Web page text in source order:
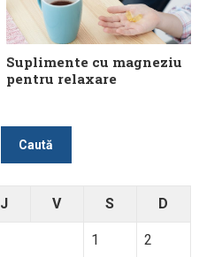
Suplimente cu magneziu
pentru relaxare
J V S D
1 2